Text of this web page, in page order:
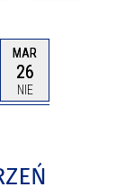
MAR
26
NIE